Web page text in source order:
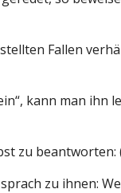
Fallen
kann man ihn
zu beantworten:
zu ihnen: